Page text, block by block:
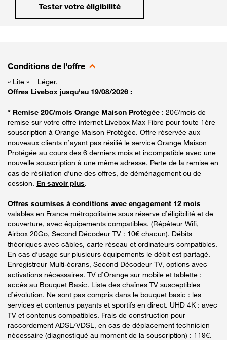
Tester votre éligibilité
Conditions de l'offre
« Lite » = Léger.
Offres Livebox jusqu'au 19/08/2026 :
* Remise 20€/mois Orange Maison Protégée : 20€/mois de
remise sur votre offre internet Livebox Max Fibre pour toute 1ère
souscription à Orange Maison Protégée. Offre réservée aux
nouveaux clients n’ayant pas résilié le service Orange Maison
Protégée au cours des 6 derniers mois et incompatible avec une
nouvelle souscription à une même adresse. Perte de la remise en
cas de résiliation d’une des offres, de déménagement ou de
cession. En savoir plus.
Offres soumises à conditions avec engagement 12 mois
valables en France métropolitaine sous réserve d’éligibilité et de
couverture, avec équipements compatibles. (Répéteur Wifi,
Airbox 20Go, Second Décodeur TV : 10€ chacun). Débits
théoriques avec câbles, carte réseau et ordinateurs compatibles.
En cas d’usage sur plusieurs équipements le débit est partagé.
Enregistreur Multi-écrans, Second Décodeur TV, options avec
activations nécessaires. TV d’Orange sur mobile et tablette :
accès au Bouquet Basic. Liste des chaînes TV susceptibles
d’évolution. Ne sont pas compris dans le bouquet basic : les
services et contenus payants et sportifs en direct. UHD 4K : avec
TV et contenus compatibles. Frais de construction pour
raccordement ADSL/VDSL, en cas de déplacement technicien
nécessaire (diagnostiqué au moment de la souscription) : 119€.